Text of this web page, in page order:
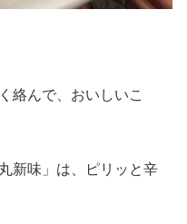
絡んで、おいしいこ
新味」は、ピリッと辛